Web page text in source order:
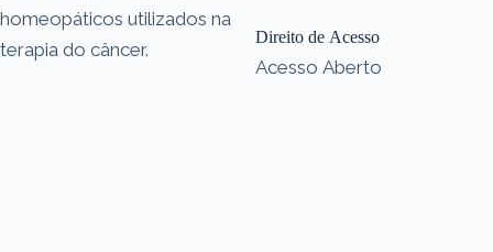
homeopáticos utilizados na
terapia do câncer.
Direito de Acesso
Acesso Aberto